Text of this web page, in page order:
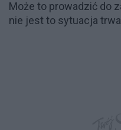
Może to prowadzić do
nie jest to sytuacja